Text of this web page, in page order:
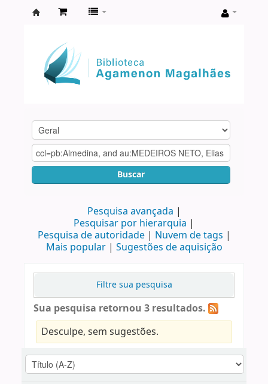
Agamenon
Magalhães
Buscar
Pesquisa avançada
Pesquisar por hierarquia
Pesquisa de autoridade
Nuvem de tags
Mais popular
Sugestões de aquisição
Filtre sua pesquisa
Sua pesquisa retornou 3 resultados.
Desculpe, sem sugestões.